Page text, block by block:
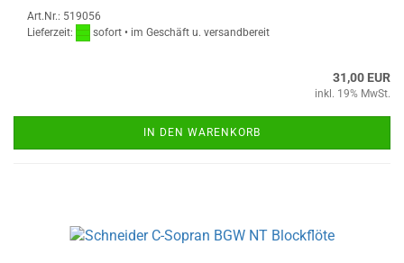
Art.Nr.: 519056
Lieferzeit:
sofort • im Geschäft u. versandbereit
31,00 EUR
inkl. 19% MwSt.
IN DEN WARENKORB